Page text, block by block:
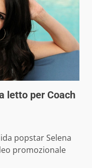
letto per Coach
popstar Selena
promozionale